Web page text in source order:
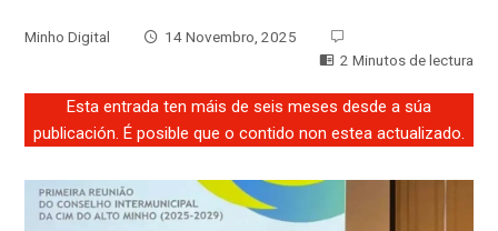
Minho Digital
14 Novembro, 2025
2 Minutos de lectura
Esta entrada ten máis de seis meses desde a súa
publicación. É posible que o contido non estea actualizado.